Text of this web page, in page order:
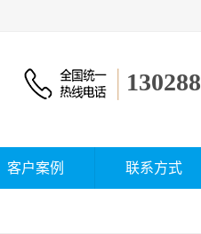
客户案例 联系方式